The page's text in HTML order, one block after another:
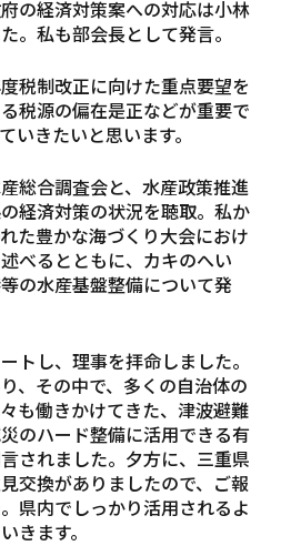
の経済対策案への対応は小林
。私も部会長として発言。
税制改正に向けた重点要望を
税源の偏在是正などが重要で
いきたいと思います。
総合調査会と、水産政策推進
経済対策の状況を聴取。私か
た豊かな海づくり大会におけ
べるとともに、カキのへい
の水産基盤整備について発
トし、理事を拝命しました。
、その中で、多くの自治体の
も働きかけてきた、津波避難
のハード整備に活用できる有
されました。夕方に、三重県
交換がありましたので、ご報
県内でしっかり活用されるよ
きます。